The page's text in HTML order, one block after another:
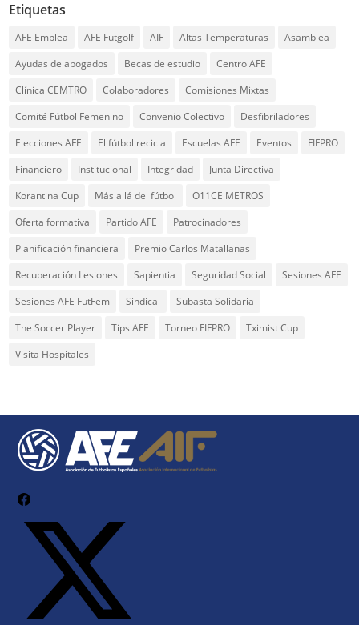
Etiquetas
AFE Emplea AFE Futgolf AIF Altas Temperaturas
Asamblea
Ayudas de abogados
Becas de estudio
Centro AFE
Clínica CEMTRO
Colaboradores
Comisiones Mixtas
Comité Fútbol Femenino
Convenio Colectivo
Desfibriladores
Elecciones AFE
El fútbol recicla Escuelas AFE Eventos
FIFPRO
Financiero
Institucional Integridad
Junta Directiva
Korantina Cup
Más allá del fútbol
O11CE METROS
Oferta formativa
Partido AFE
Patrocinadores
Planificación financiera
Premio Carlos Matallanas
Recuperación Lesiones
Sapientia Seguridad Social
Sesiones AFE
Sesiones AFE FutFem
Sindical
Subasta Solidaria
The Soccer Player
Tips AFE Torneo FIFPRO
Tximist Cup
Visita Hospitales